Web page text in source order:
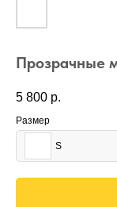
Прозрачные
5 800 р.
Размер
S